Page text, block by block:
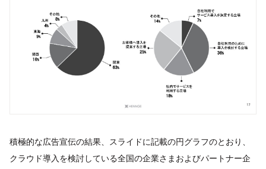
積極的な広告宣伝の結果、スライドに記載の円グラフのとおり、
クラウド導入を検討している全国の企業さまおよびパートナー企